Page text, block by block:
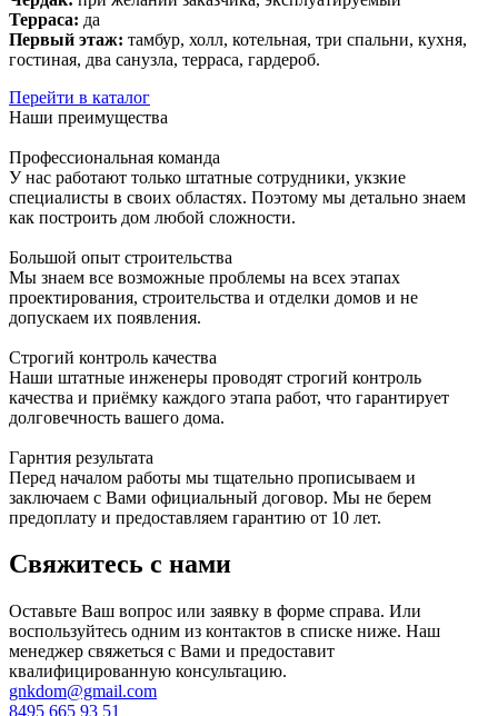
Терраса: да
Первый этаж: тамбур, холл, котельная, три спальни, кухня,
гостиная, два санузла, терраса, гардероб.
Перейти в каталог
Наши преимущества
Профессиональная команда
У нас работают только штатные сотрудники, укзкие
специалисты в своих областях. Поэтому мы детально знаем
как построить дом любой сложности.
Большой опыт строительства
Мы знаем все возможные проблемы на всех этапах
проектирования, строительства и отделки домов и не
допускаем их появления.
Строгий контроль качества
Наши штатные инженеры проводят строгий контроль
качества и приёмку каждого этапа работ, что гарантирует
долговечность вашего дома.
Гарнтия результата
Перед началом работы мы тщательно прописываем и
заключаем с Вами официальный договор. Мы не берем
предоплату и предоставляем гарантию от 10 лет.
Свяжитесь с нами
Оставьте Ваш вопрос или заявку в форме справа. Или
воспользуйтесь одним из контактов в списке ниже. Наш
менеджер свяжеться с Вами и предоставит
квалифицированную консультацию.
gnkdom@gmail.com
8495 665 93 51